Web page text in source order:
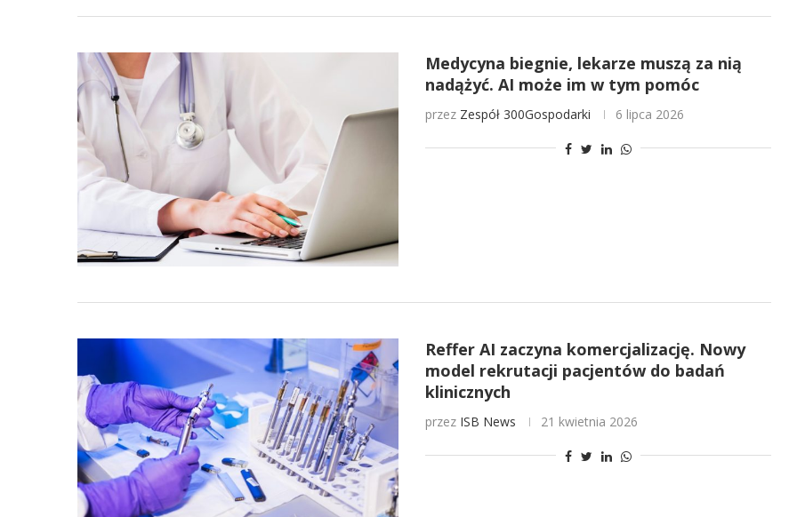
Medycyna biegnie, lekarze muszą za nią
nadążyć. AI może im w tym pomóc
przez Zespół 300Gospodarki 6 lipca 2026
Reffer AI zaczyna komercjalizację. Nowy
model rekrutacji pacjentów do badań
klinicznych
przez ISB News 21 kwietnia 2026